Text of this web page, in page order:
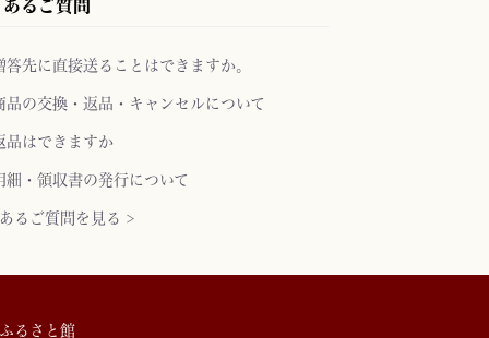
るご質問
答先に直接送ることはできますか。
品の交換・返品・キャンセルについて
品はできますか
細・領収書の発行について
るご質問を見る >
るさと館